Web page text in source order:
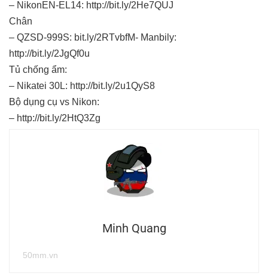
– NikonEN-EL14: http://bit.ly/2He7QUJ
Chân
– QZSD-999S: bit.ly/2RTvbfM- Manbily:
http://bit.ly/2JgQf0u
Tủ chống ẩm:
– Nikatei 30L: http://bit.ly/2u1QyS8
Bộ dụng cụ vs Nikon:
– http://bit.ly/2HtQ3Zg
Minh Quang
50mm.vn